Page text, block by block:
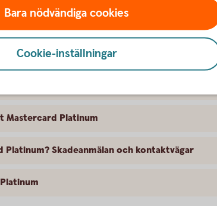
Mastercard Platinum
Mastercard Platinum
Skadeanmälan och kontaktvägar
Bara nödvändiga cookies
Cookie-inställningar